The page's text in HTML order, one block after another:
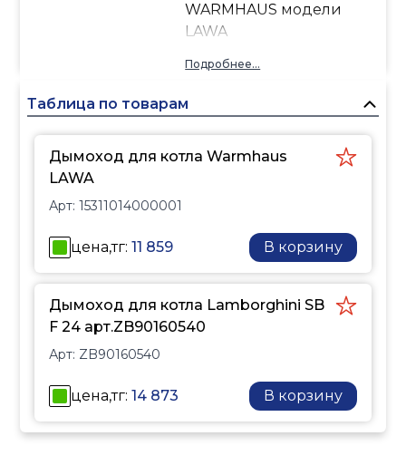
WARMHAUS модели
LAWA
Подробнее...
Таблица по товарам
Дымоход для котла Warmhaus
LAWA
Арт:15311014000001
цена,тг:11 859 В корзину
Дымоход для котла Lamborghini SB
F 24 арт.ZB90160540
Арт: ZB90160540
цена,тг:14 873 В корзину